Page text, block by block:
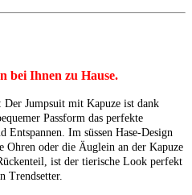
bei Ihnen zu Hause.
Jumpsuit mit Kapuze ist dank
Passform das perfekte
Im süssen Hase-Design
oder die Äuglein an der Kapuze
ist der tierische Look perfekt
Trendsetter.